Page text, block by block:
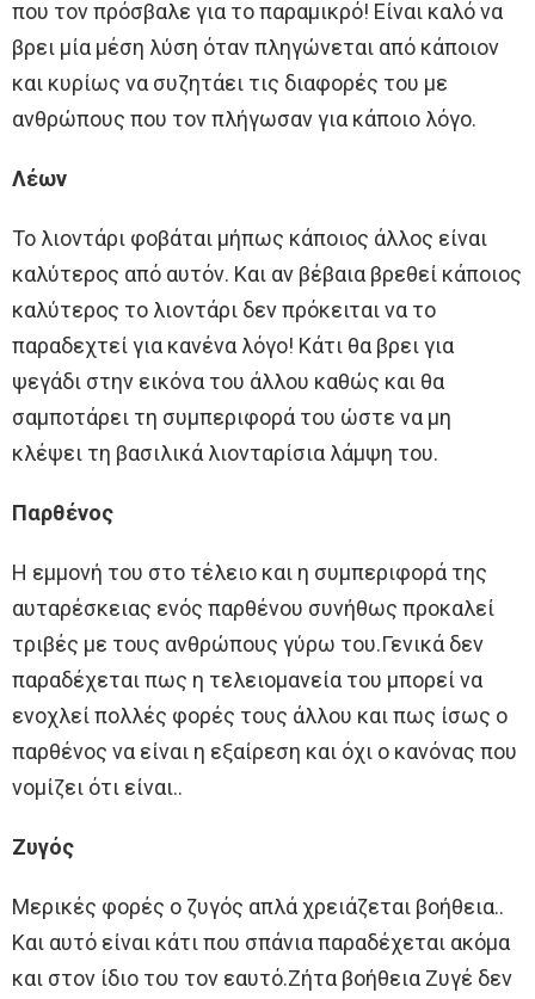
που τον πρόσβαλε για το παραμικρό! Είναι καλό να
βρει μία μέση λύση όταν πληγώνεται από κάποιον
και κυρίως να συζητάει τις διαφορές του με
ανθρώπους που τον πλήγωσαν για κάποιο λόγο.
Λέων
Το λιοντάρι φοβάται μήπως κάποιος άλλος είναι
καλύτερος από αυτόν. Και αν βέβαια βρεθεί κάποιος
καλύτερος το λιοντάρι δεν πρόκειται να το
παραδεχτεί για κανένα λόγο! Κάτι θα βρει για
ψεγάδι στην εικόνα του άλλου καθώς και θα
σαμποτάρει τη συμπεριφορά του ώστε να μη
κλέψει τη βασιλικά λιονταρίσια λάμψη του.
Παρθένος
Η εμμονή του στο τέλειο και η συμπεριφορά της
αυταρέσκειας ενός παρθένου συνήθως προκαλεί
τριβές με τους ανθρώπους γύρω του.Γενικά δεν
παραδέχεται πως η τελειομανεία του μπορεί να
ενοχλεί πολλές φορές τους άλλου και πως ίσως ο
παρθένος να είναι η εξαίρεση και όχι ο κανόνας που
νομίζει ότι είναι..
Ζυγός
Μερικές φορές ο ζυγός απλά χρειάζεται βοήθεια..
Και αυτό είναι κάτι που σπάνια παραδέχεται ακόμα
και στον ίδιο του τον εαυτό.Ζήτα βοήθεια Ζυγέ δεν